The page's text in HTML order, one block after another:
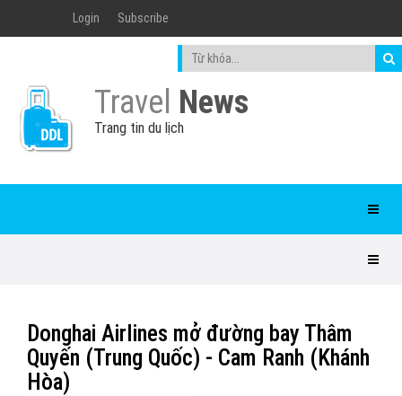
Login Subscribe
Travel News
Trang tin du lịch
Donghai Airlines mở đường bay Thâm
Quyến (Trung Quốc) - Cam Ranh (Khánh
Hòa)